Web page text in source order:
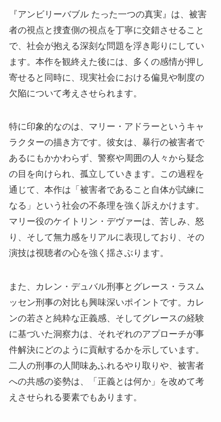
『アンビリーバブル たった一つの真実』は、被害
者の視点と捜査側の視点を丁寧に交錯させること
で、社会が抱える深刻な問題を浮き彫りにしてい
ます。本作を観終えた後には、多くの感情が押し
寄せると同時に、現実社会における偏見や制度の
欠陥について考えさせられます。
特に印象的なのは、マリー・アドラーというキャ
ラクターの描き方です。彼女は、暴行の被害者で
あるにもかかわらず、警察や周囲の人々から疑念
の目を向けられ、孤立していきます。この過程を
通じて、本作は「被害者であること自体が試練に
なる」という社会の不条理を強く訴えかけます。
マリー役のケイトリン・デヴァーは、苦しみ、怒
り、そして無力感をリアルに表現しており、その
演技は視聴者の心を強く揺さぶります。
また、カレン・デュバル刑事とグレース・ラスム
ッセン刑事の対比も興味深いポイントです。カレ
ンの若さと純粋な正義感、そしてグレースの経験
に基づいた洞察力は、それぞれのアプローチが事
件解決にどのように貢献するかを示しています。
二人の刑事の人間味あふれるやり取りや、被害者
への共感の姿勢は、「正義とは何か」を改めて考
えさせられる要素でもあります。